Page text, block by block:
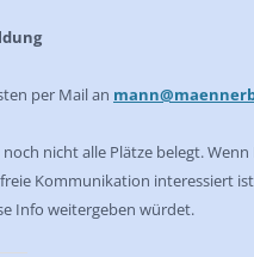
per Mail an
noch nicht alle Plätze belegt.
Kommunikation interessiert
Info weitergeben würdet.